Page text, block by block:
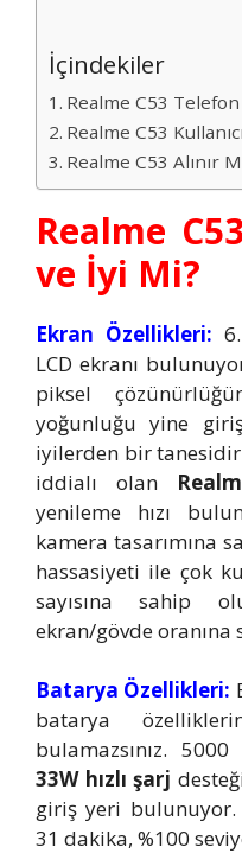
İçindekiler
Realme C53
Realme C53
Realme C53 Alınır
Realme
ve İyi Mi?
Ekran Özellikleri:
LCD ekranı
piksel
yoğunluğu yine
iyilerden bir
iddialı olan
yenileme hızı
kamera tasarımına
hassasiyeti ile çok
sayısına sahip
ekran/gövde oranına
Batarya Özellikleri:
batarya
bulamazsınız.
33W hızlı şarj
giriş yeri bulunuyor.
31 dakika, %100